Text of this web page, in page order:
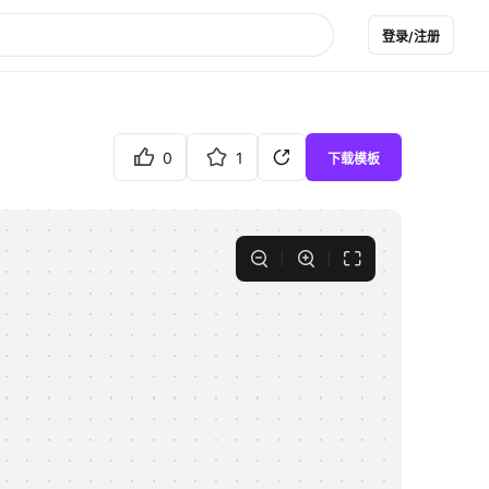
登录/注册
0 1 下载模板